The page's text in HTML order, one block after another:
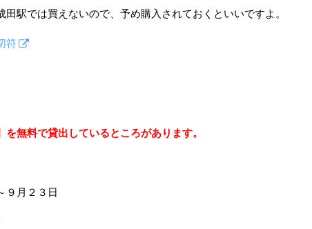
田駅では買えないので、予め購入されておくといいですよ。
符
を無料で貸出しているところがあります。
９月２３日